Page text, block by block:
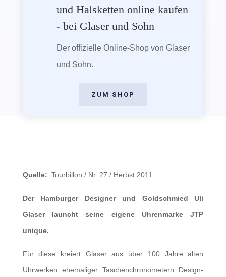
und Halsketten online kaufen
- bei Glaser und Sohn
Der offizielle Online-Shop von Glaser
und Sohn.
ZUM SHOP
Quelle: Tourbillon / Nr. 27 / Herbst 2011
Der Hamburger Designer und Goldschmied Uli
Glaser launcht seine eigene Uhrenmarke JTP
unique.
Für diese kreiert Glaser aus über 100 Jahre alten
Uhrwerken ehemaliger Taschenchronometern Design-